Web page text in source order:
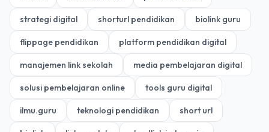
strategi digital shorturl pendidikan biolink guru
flippage pendidikan platform pendidikan digital
manajemen link sekolah media pembelajaran digital
solusi pembelajaran online tools guru digital
ilmu.guru teknologi pendidikan short url